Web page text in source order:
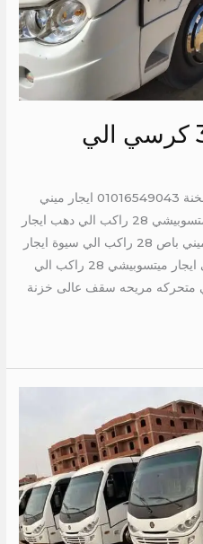
ايجار ميني باص 33 كرسي الي
ايجار ميني باص 33 كرسي الي السخنة 01016549043 ايجار ميني
باص 33 كرسي الي السخنة ايجار متسوبيشي 28 راكب الي دهب ايجار
ميني باص سياحي 33 راكب ايجار ميني باص 28 راكب الي سيوة ايجار
ميتسوبيشي 33 كرسي الي مراسي ايجار ميتسوبيشي 28 راكب الي
متحركه مريحه سقف عالى خزنة